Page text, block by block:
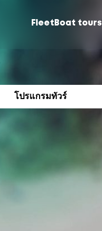
Fleet Boat tours
โปรแกรมทัวร์